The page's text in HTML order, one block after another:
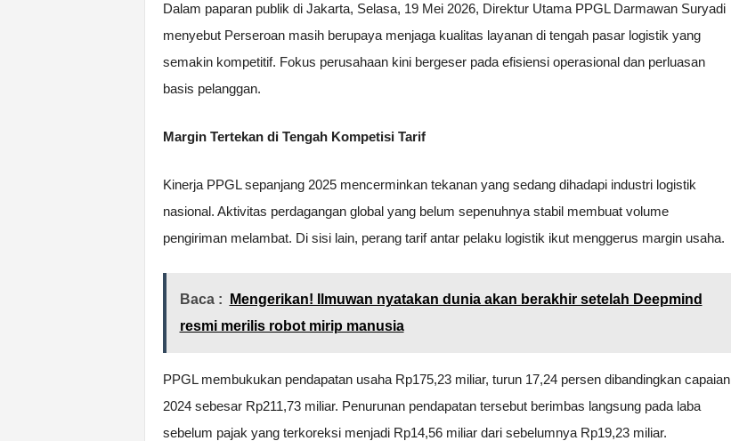
Dalam paparan publik di Jakarta, Selasa, 19 Mei 2026, Direktur Utama PPGL Darmawan Suryadi
menyebut Perseroan masih berupaya menjaga kualitas layanan di tengah pasar logistik yang
semakin kompetitif. Fokus perusahaan kini bergeser pada efisiensi operasional dan perluasan
basis pelanggan.
Margin Tertekan di Tengah Kompetisi Tarif
Kinerja PPGL sepanjang 2025 mencerminkan tekanan yang sedang dihadapi industri logistik
nasional. Aktivitas perdagangan global yang belum sepenuhnya stabil membuat volume
pengiriman melambat. Di sisi lain, perang tarif antar pelaku logistik ikut menggerus margin usaha.
Baca :
Mengerikan! Ilmuwan nyatakan dunia akan berakhir setelah Deepmind
resmi merilis robot mirip manusia
PPGL membukukan pendapatan usaha Rp175,23 miliar, turun 17,24 persen dibandingkan capaian
2024 sebesar Rp211,73 miliar. Penurunan pendapatan tersebut berimbas langsung pada laba
sebelum pajak yang terkoreksi menjadi Rp14,56 miliar dari sebelumnya Rp19,23 miliar.